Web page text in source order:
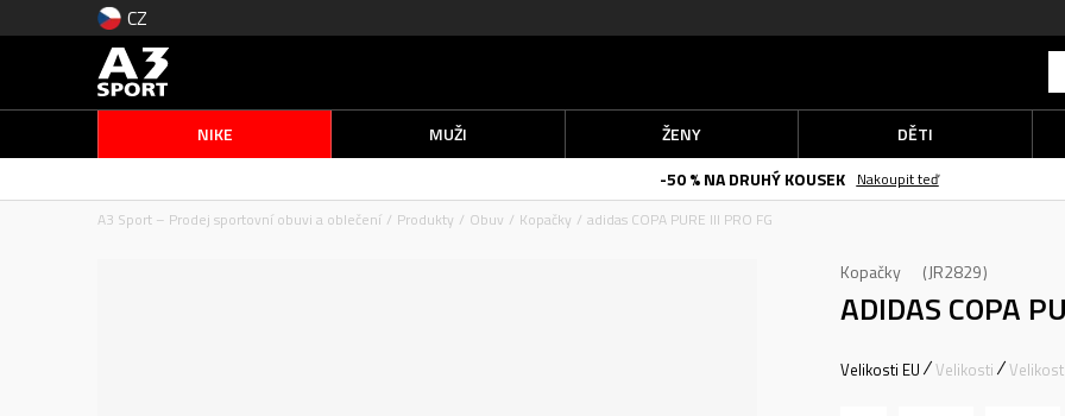
CZ
NIKE MUŽI ŽENY
DĚTI
-50 % NA DRUHÝ KOUSEK
Nakoupit teď
A3 Sport – Prodej sportovní obuvi a oblečení
Produkty Obuv Kopačky adidas COPA PURE III PRO FG
Kopačky JR2829
ADIDAS COPA
Velikosti EU Velikosti